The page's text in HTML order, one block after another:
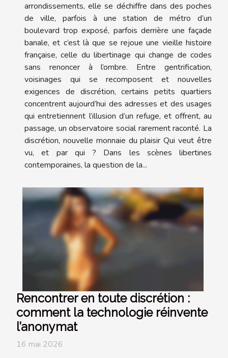
arrondissements, elle se déchiffre dans des poches
de ville, parfois à une station de métro d’un
boulevard trop exposé, parfois derrière une façade
banale, et c’est là que se rejoue une vieille histoire
française, celle du libertinage qui change de codes
sans renoncer à l’ombre. Entre gentrification,
voisinages qui se recomposent et nouvelles
exigences de discrétion, certains petits quartiers
concentrent aujourd’hui des adresses et des usages
qui entretiennent l’illusion d’un refuge, et offrent, au
passage, un observatoire social rarement raconté. La
discrétion, nouvelle monnaie du plaisir Qui veut être
vu, et par qui ? Dans les scènes libertines
contemporaines, la question de la...
Rencontrer en toute discrétion :
comment la technologie réinvente
l’anonymat
16 mai 2026